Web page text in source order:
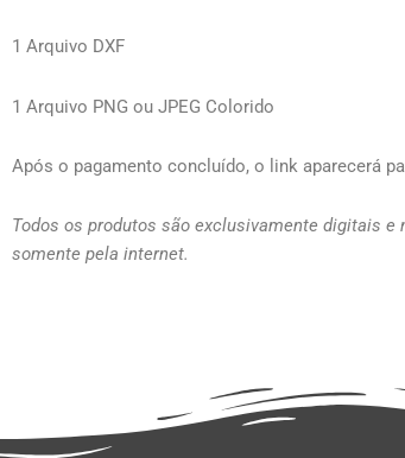
1 Arquivo DXF
1 Arquivo PNG ou JPEG Colorido
Após o pagamento concluído, o link aparecerá
Todos os produtos são exclusivamente digitais e
somente pela internet.